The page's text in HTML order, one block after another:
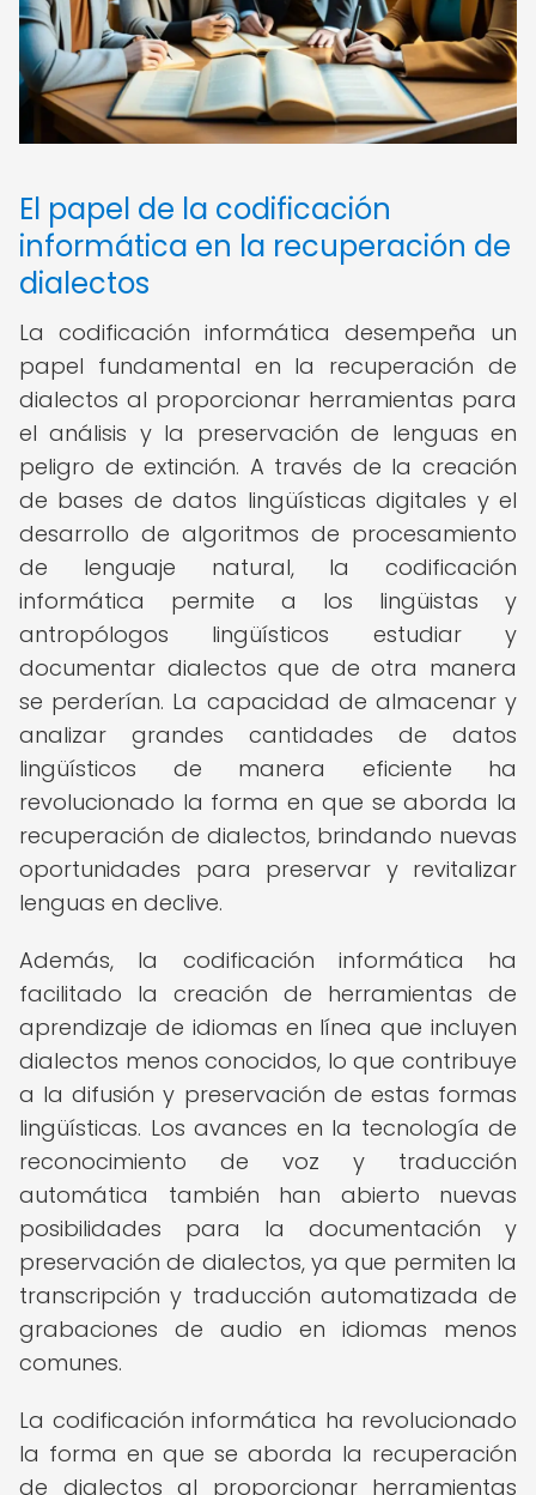
El papel de la codificación
informática en la recuperación de
dialectos
La codificación informática desempeña un
papel fundamental en la recuperación de
dialectos al proporcionar herramientas para
el análisis y la preservación de lenguas en
peligro de extinción. A través de la creación
de bases de datos lingüísticas digitales y el
desarrollo de algoritmos de procesamiento
de lenguaje natural, la codificación
informática permite a los lingüistas y
antropólogos lingüísticos estudiar y
documentar dialectos que de otra manera
se perderían. La capacidad de almacenar y
analizar grandes cantidades de datos
lingüísticos de manera eficiente ha
revolucionado la forma en que se aborda la
recuperación de dialectos, brindando nuevas
oportunidades para preservar y revitalizar
lenguas en declive.
Además, la codificación informática ha
facilitado la creación de herramientas de
aprendizaje de idiomas en línea que incluyen
dialectos menos conocidos, lo que contribuye
a la difusión y preservación de estas formas
lingüísticas. Los avances en la tecnología de
reconocimiento de voz y traducción
automática también han abierto nuevas
posibilidades para la documentación y
preservación de dialectos, ya que permiten la
transcripción y traducción automatizada de
grabaciones de audio en idiomas menos
comunes.
La codificación informática ha revolucionado
la forma en que se aborda la recuperación
de dialectos al proporcionar herramientas